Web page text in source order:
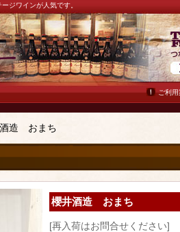
ジワインが人気です。
ご利用
酒造 おまち
櫻井酒造 おまち
[再入荷はお問合せください]